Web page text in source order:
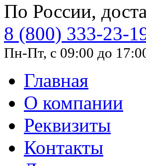
По России,
8 (800) 333-23-
Пн-Пт, с 09:00 до
Главная
О компании
Реквизиты
Контакты